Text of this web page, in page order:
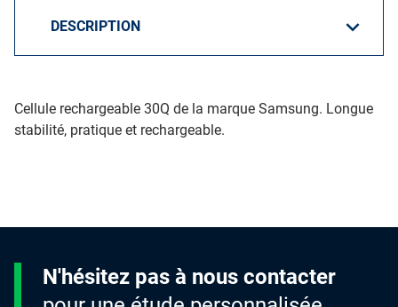
Cellule rechargeable 30Q de la marque Samsung. Longue
stabilité, pratique et rechargeable.
N'hésitez pas à nous contacter